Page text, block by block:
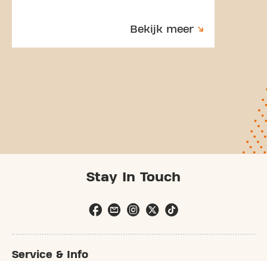
Bekijk meer
Stay In Touch
Service & Info